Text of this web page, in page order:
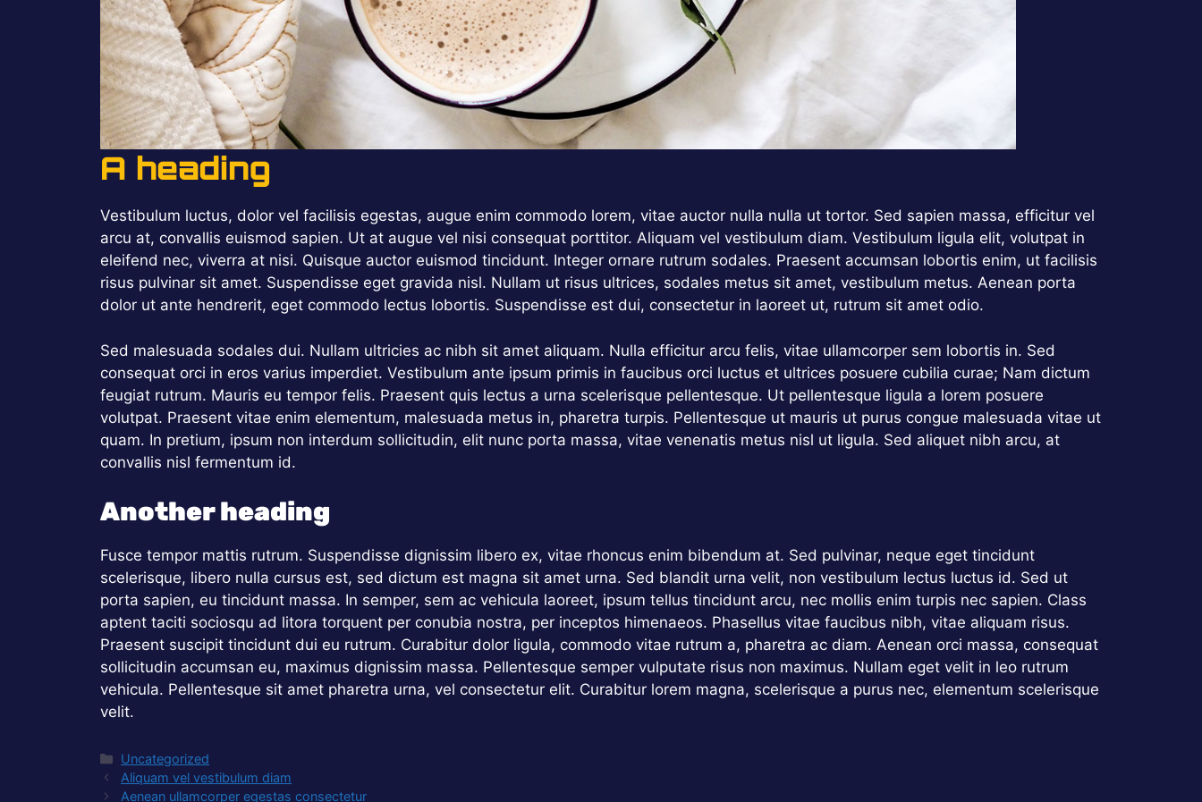
A heading
Vestibulum luctus, dolor vel facilisis egestas, augue enim commodo lorem, vitae auctor nulla nulla ut tortor. Sed sapien massa, efficitur vel
arcu at, convallis euismod sapien. Ut at augue vel nisi consequat porttitor. Aliquam vel vestibulum diam. Vestibulum ligula elit, volutpat in
eleifend nec, viverra at nisi. Quisque auctor euismod tincidunt. Integer ornare rutrum sodales. Praesent accumsan lobortis enim, ut facilisis
risus pulvinar sit amet. Suspendisse eget gravida nisl. Nullam ut risus ultrices, sodales metus sit amet, vestibulum metus. Aenean porta
dolor ut ante hendrerit, eget commodo lectus lobortis. Suspendisse est dui, consectetur in laoreet ut, rutrum sit amet odio.
Sed malesuada sodales dui. Nullam ultricies ac nibh sit amet aliquam. Nulla efficitur arcu felis, vitae ullamcorper sem lobortis in. Sed
consequat orci in eros varius imperdiet. Vestibulum ante ipsum primis in faucibus orci luctus et ultrices posuere cubilia curae; Nam dictum
feugiat rutrum. Mauris eu tempor felis. Praesent quis lectus a urna scelerisque pellentesque. Ut pellentesque ligula a lorem posuere
volutpat. Praesent vitae enim elementum, malesuada metus in, pharetra turpis. Pellentesque ut mauris ut purus congue malesuada vitae ut
quam. In pretium, ipsum non interdum sollicitudin, elit nunc porta massa, vitae venenatis metus nisl ut ligula. Sed aliquet nibh arcu, at
convallis nisl fermentum id.
Another heading
Fusce tempor mattis rutrum. Suspendisse dignissim libero ex, vitae rhoncus enim bibendum at. Sed pulvinar, neque eget tincidunt
scelerisque, libero nulla cursus est, sed dictum est magna sit amet urna. Sed blandit urna velit, non vestibulum lectus luctus id. Sed ut
porta sapien, eu tincidunt massa. In semper, sem ac vehicula laoreet, ipsum tellus tincidunt arcu, nec mollis enim turpis nec sapien. Class
aptent taciti sociosqu ad litora torquent per conubia nostra, per inceptos himenaeos. Phasellus vitae faucibus nibh, vitae aliquam risus.
Praesent suscipit tincidunt dui eu rutrum. Curabitur dolor ligula, commodo vitae rutrum a, pharetra ac diam. Aenean orci massa, consequat
sollicitudin accumsan eu, maximus dignissim massa. Pellentesque semper vulputate risus non maximus. Nullam eget velit in leo rutrum
vehicula. Pellentesque sit amet pharetra urna, vel consectetur elit. Curabitur lorem magna, scelerisque a purus nec, elementum scelerisque
velit.
Catégories
Uncategorized
Aliquam vel vestibulum diam
Aenean ullamcorper egestas consectetur